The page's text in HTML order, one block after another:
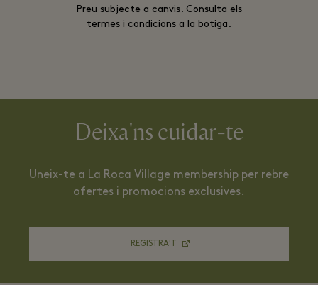
Preu subjecte a canvis. Consulta els
termes i condicions a la botiga.
Deixa'ns cuidar-te
Uneix-te a La Roca Village membership per rebre
ofertes i promocions exclusives.
REGISTRA'T